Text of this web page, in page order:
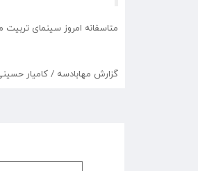
متاسفانه امروز سینمای تربیت مهاباد ، با ظرفیت 600 نفری به
گزارش مهابادسه / کامیار